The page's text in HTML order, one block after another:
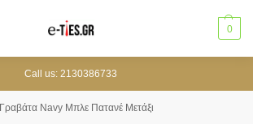
0
Call us: 2130386733
Γραβάτα Navy Μπλε Πατανέ Μετάξι